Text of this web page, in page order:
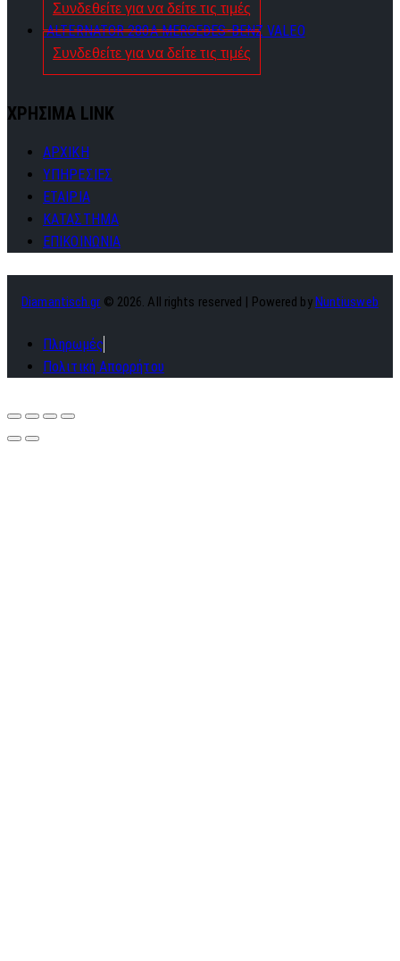
Συνδεθείτε για να δείτε τις τιμές
ALTERNATOR 280A MERCEDES-BENZ VALEO
Συνδεθείτε για να δείτε τις τιμές
ΧΡΗΣΙΜΑ LINK
ΑΡΧΙΚΗ
ΥΠΗΡΕΣΙΕΣ
ΕΤΑΙΡΙΑ
ΚΑΤΑΣΤΗΜΑ
ΕΠΙΚΟΙΝΩΝΙΑ
Diamantisch.gr © 2026. All rights reserved | Powered by Nuntiusweb
Πληρωμές
Πολιτική Απορρήτου